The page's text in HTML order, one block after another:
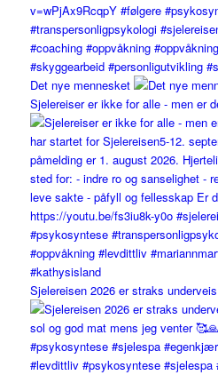
Det nye mennesket
Sjelereiser er ikke for alle - men er
Sjelereisen 2026 er straks
#levdittliv #psykosyntese